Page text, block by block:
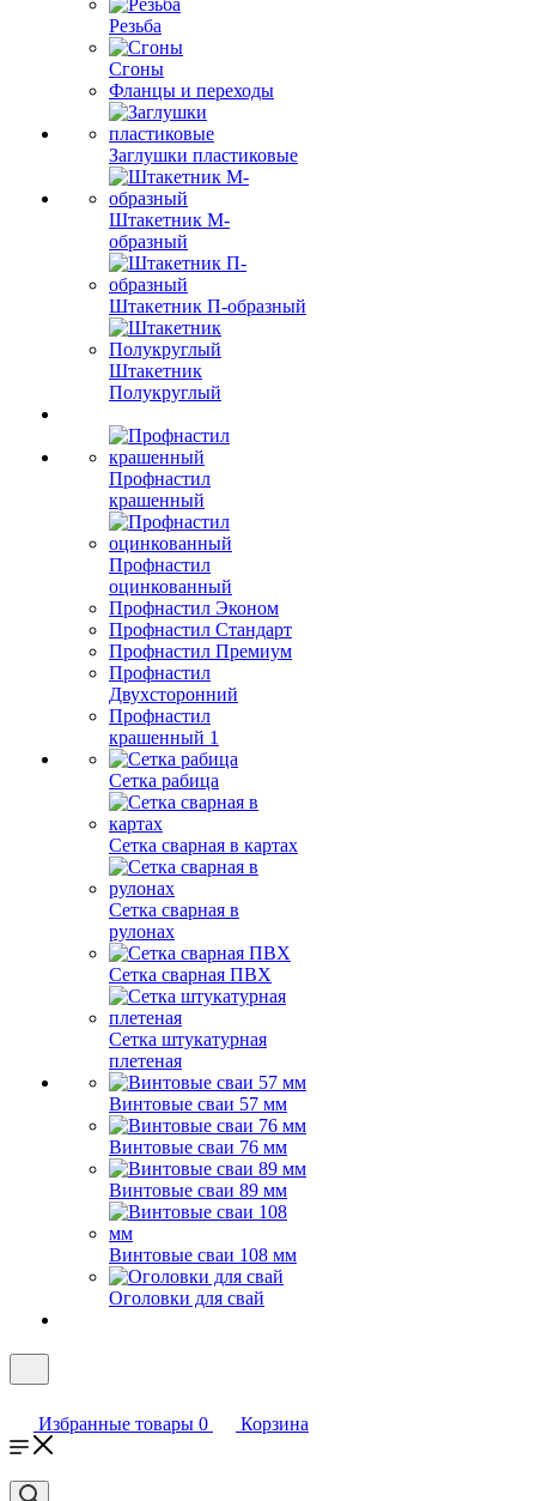
Резьба
Сгоны
Фланцы и переходы
Заглушки пластиковые
Штакетник М-
образный
Штакетник П-образный
Штакетник
Полукруглый
Профнастил
крашенный
Профнастил
оцинкованный
Профнастил Эконом
Профнастил Стандарт
Профнастил Премиум
Профнастил
Двухсторонний
Профнастил
крашенный 1
Сетка рабица
Сетка сварная в картах
Сетка сварная в
рулонах
Сетка сварная ПВХ
Сетка штукатурная
плетеная
Винтовые сваи 57 мм
Винтовые сваи 76 мм
Винтовые сваи 89 мм
Винтовые сваи 108 мм
Оголовки для свай
Избранные товары 0 Корзина